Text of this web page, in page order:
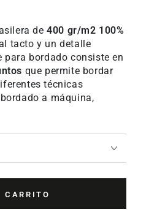
de400 gr/m2 100%
tacto y un detalle
bordado consiste en
que permite bordar
técnicas
a máquina,
CARRITO